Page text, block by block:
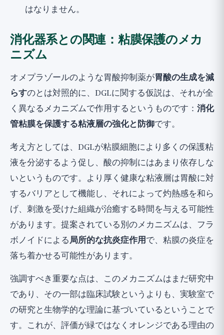
はなりません。
消化器系との関連：粘膜保護のメカ
ニズム
オメプラゾールのような胃酸抑制薬が胃酸の生成を減
らすのとは対照的に、DGLに関する仮説は、それが全
く異なるメカニズムで作用するというものです： 消化
管粘膜を保護する粘液層の強化と防御です。
考え方としては、DGLが粘膜細胞により多くの保護粘
液を分泌するよう促し、酸の抑制にはあまり依存しな
いというものです。より厚く健康な粘液層は胃酸に対
するバリアとして機能し、それによって灼熱感を和ら
げ、刺激を受けた組織が治癒する時間を与える可能性
があります。提案されている別のメカニズムは、フラ
ボノイドによる局所的な抗炎症作用で、粘膜の炎症を
落ち着かせる可能性があります。
強調すべき重要な点は、このメカニズムはまだ研究中
であり、その一部は臨床試験というよりも、実験室で
の研究と生物学的な理論に基づいているということで
す。これが、評価が緑ではなくオレンジである理由の